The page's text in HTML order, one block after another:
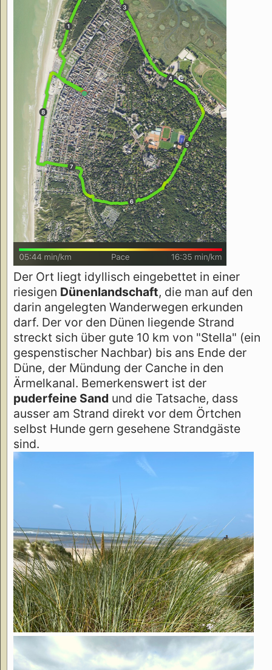
Der Ort liegt idyllisch eingebettet in einer
riesigen Dünenlandschaft, die man auf den
darin angelegten Wanderwegen erkunden
darf. Der vor den Dünen liegende Strand
streckt sich über gute 10 km von "Stella" (ein
gespenstischer Nachbar) bis ans Ende der
Düne, der Mündung der Canche in den
Ärmelkanal. Bemerkenswert ist der
puderfeine Sand und die Tatsache, dass
ausser am Strand direkt vor dem Örtchen
selbst Hunde gern gesehene Strandgäste
sind.